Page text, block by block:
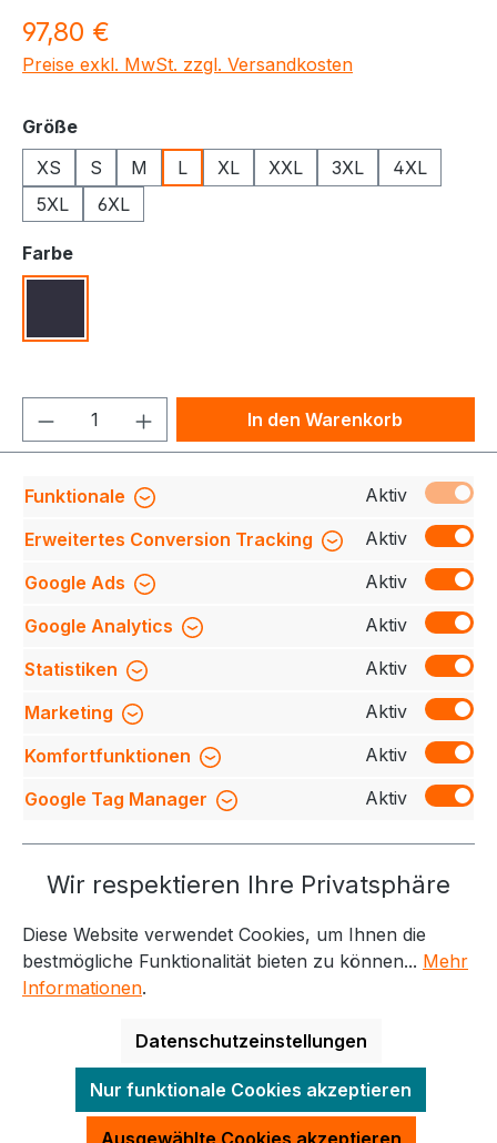
Regulärer Preis:
97,80 €
Preise exkl. MwSt. zzgl. Versandkosten
Größeauswählen
XS
S M L XL XXL 3XL
4XL
5XL
6XL
Farbeauswählen
Produkt Anzahl: Gib denIn den Warenkorb
Produktnummer:
Beschreibung
Entdecken Sie unsere innovative
Hybridjacke, die Komfort und Funktionalität
vereint:Dehnbares Material für maximale
Bewegung…Mehr
Bewertungen
Service-Hotline
Weitere Themen
Informationen Kontakt
Alle Preise exkl. gesetzl. Mehrwertsteuer zzgl.
Versandkostenund ggf. Nachnahmegebühren, wenn
nicht anders angegeben.
Funktionale
Aktiv
Erweitertes Conversion Tracking
Aktiv
Google Ads
Aktiv
Google Analytics
Aktiv
Statistiken
Aktiv
Marketing
Aktiv
Komfortfunktionen
Aktiv
Google Tag Manager
Aktiv
Wir respektieren Ihre Privatsphäre
Diese Website verwendet Cookies, um Ihnen die
bestmögliche Funktionalität bieten zu können... Mehr
Informationen.
Datenschutzeinstellungen
Nur funktionale Cookies akzeptieren
Ausgewählte Cookies akzeptieren